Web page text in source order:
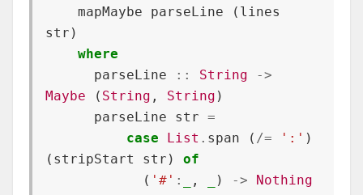
mapMaybe
parseLine ( lines
str )
where
parseLine
:: String
->
Maybe
( String , String )
parseLine
str =
case
List . span ( /= ':' )
( stripStart str )
of
( '#' : , ) ->
Nothing